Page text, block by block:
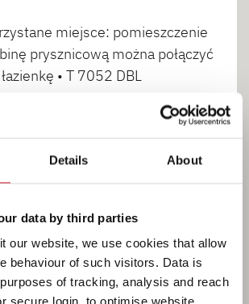
Details About
data by third parties
our website, we use cookies that allow
behaviour of such visitors. Data is
of tracking, analysis and reach
secure login, to optimise website
miejsce: pomieszczenie
prysznicową można połączyć
• T 7052 DBL